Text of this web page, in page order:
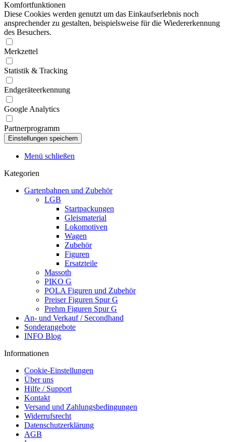
Komfortfunktionen
Diese Cookies werden genutzt um das Einkaufserlebnis noch
ansprechender zu gestalten, beispielsweise für die Wiedererkennung
des Besuchers.
Merkzettel
Statistik & Tracking
Endgeräteerkennung
Google Analytics
Partnerprogramm
Menü schließen
Kategorien
Gartenbahnen und Zubehör
LGB
Startpackungen
Gleismaterial
Lokomotiven
Wagen
Zubehör
Figuren
Ersatzteile
Massoth
PIKO G
POLA Figuren und Zubehör
Preiser Figuren Spur G
Prehm Figuren Spur G
An- und Verkauf / Secondhand
Sonderangebote
INFO Blog
Informationen
Cookie-Einstellungen
Über uns
Hilfe / Support
Kontakt
Versand und Zahlungsbedingungen
Widerrufsrecht
Datenschutzerklärung
AGB